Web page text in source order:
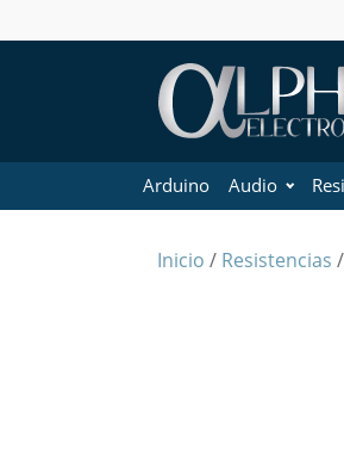
Arduino Audio
Inicio / Resistencias /